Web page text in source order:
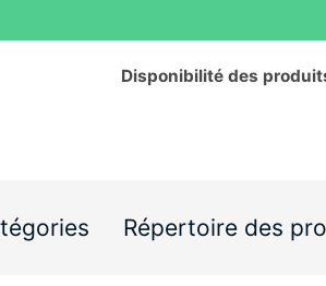
Disponibilité des
Répertoire des